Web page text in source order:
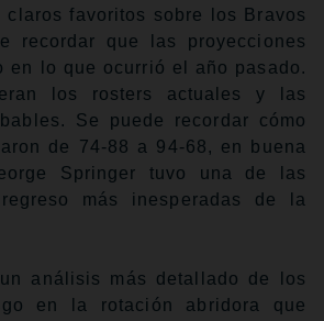
claros favoritos sobre los Bravos
recordar que las proyecciones
en lo que ocurrió el año pasado.
los rosters actuales y las
Se puede recordar cómo
de 74-88 a 94-68, en buena
Springer tuvo una de las
más inesperadas de la
análisis más detallado de los
en la rotación abridora que